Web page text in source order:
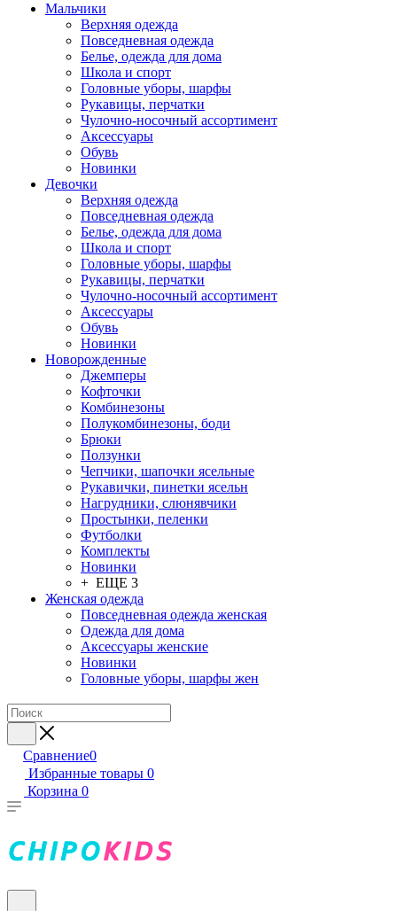
Мальчики
Верхняя одежда
Повседневная одежда
Белье, одежда для дома
Школа и спорт
Головные уборы, шарфы
Рукавицы, перчатки
Чулочно-носочный ассортимент
Аксессуары
Обувь
Новинки
Девочки
Верхняя одежда
Повседневная одежда
Белье, одежда для дома
Школа и спорт
Головные уборы, шарфы
Рукавицы, перчатки
Чулочно-носочный ассортимент
Аксессуары
Обувь
Новинки
Новорожденные
Джемперы
Кофточки
Комбинезоны
Полукомбинезоны, боди
Брюки
Ползунки
Чепчики, шапочки ясельные
Рукавички, пинетки ясельн
Нагрудники, слюнявчики
Простынки, пеленки
Футболки
Комплекты
Новинки
+ ЕЩЕ 3
Женская одежда
Повседневная одежда женская
Одежда для дома
Аксессуары женские
Новинки
Головные уборы, шарфы жен
Сравнение0
Избранные товары 0
Корзина 0